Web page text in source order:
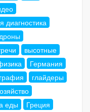
диагностика
высотные
Германия
глайдеры
еды
Греция